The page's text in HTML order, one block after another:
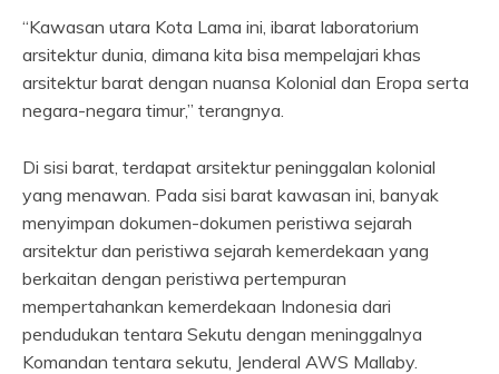
“Kawasan utara Kota Lama ini, ibarat laboratorium
arsitektur dunia, dimana kita bisa mempelajari khas
arsitektur barat dengan nuansa Kolonial dan Eropa serta
negara-negara timur,” terangnya.
Di sisi barat, terdapat arsitektur peninggalan kolonial
yang menawan. Pada sisi barat kawasan ini, banyak
menyimpan dokumen-dokumen peristiwa sejarah
arsitektur dan peristiwa sejarah kemerdekaan yang
berkaitan dengan peristiwa pertempuran
mempertahankan kemerdekaan Indonesia dari
pendudukan tentara Sekutu dengan meninggalnya
Komandan tentara sekutu, Jenderal AWS Mallaby.